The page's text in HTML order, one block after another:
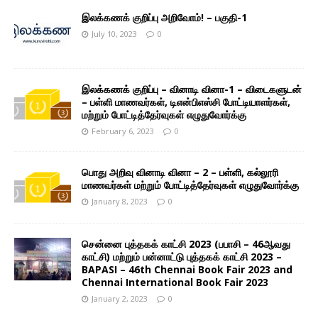
இலக்கணக் குறிப்பு அறிவோம்! – பகுதி-1
July 10, 2023 0
இலக்கணக் குறிப்பு – வினாடி வினா-1 – விடைகளுடன்
– பள்ளி மாணவர்கள், டிஎன்பிஎஸ்சி போட்டியாளர்கள்,
மற்றும் போட்டித்தேர்வுகள் எழுதுவோர்க்கு
February 6, 2023 0
பொது அறிவு வினாடி வினா – 2 – பள்ளி, கல்லூரி
மாணவர்கள் மற்றும் போட்டித்தேர்வுகள் எழுதுவோர்க்கு
January 8, 2023 0
சென்னை புத்தகக் காட்சி 2023 (பபாசி – 46ஆவது
காட்சி) மற்றும் பன்னாட்டு புத்தகக் காட்சி 2023 –
BAPASI – 46th Chennai Book Fair 2023 and
Chennai International Book Fair 2023
January 2, 2023 0